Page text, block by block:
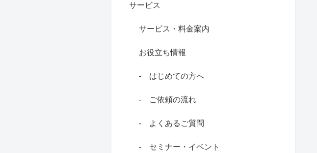
サービス
サービス・料金案内
お役立ち情報
‐ はじめての方へ
‐ ご依頼の流れ
‐ よくあるご質問
‐ セミナー・イベント